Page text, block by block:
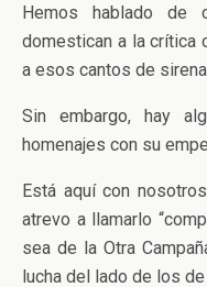
Hemos hablado de
domestican a la crítica
a esos cantos de
Sin embargo, hay
homenajes con su
Está aquí con
atrevo a llamarlo
sea de la Otra
lucha del lado de los